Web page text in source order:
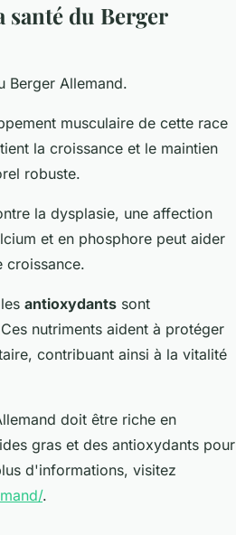
du Berger
Berger Allemand.
musculaire de cette race
la croissance et le maintien
robuste.
la dysplasie, une affection
et en phosphore peut aider
croissance.
antioxydants sont
nutriments aident à protéger
contribuant ainsi à la vitalité
doit être riche en
gras et des antioxydants pour
d'informations, visitez
.